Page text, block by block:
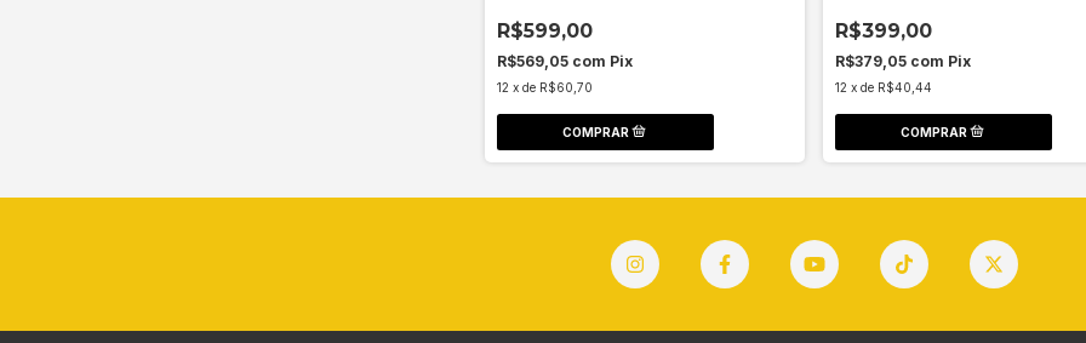
R$599,00
R$569,05 com Pix
12 x de R$60,70
R$399,00
R$379,05 com Pix
12 x de R$40,44